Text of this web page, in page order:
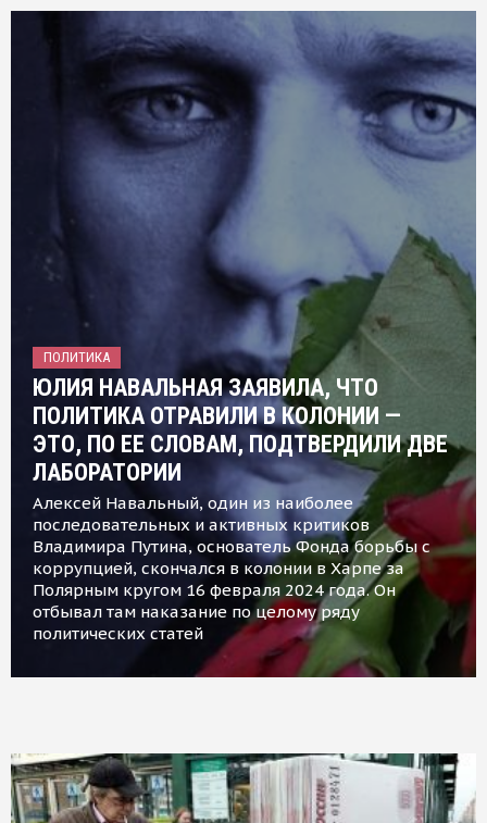
ПОЛИТИКА
ЮЛИЯ НАВАЛЬНАЯ ЗАЯВИЛА, ЧТО
ПОЛИТИКА ОТРАВИЛИ В КОЛОНИИ —
ЭТО, ПО ЕЕ СЛОВАМ, ПОДТВЕРДИЛИ ДВЕ
ЛАБОРАТОРИИ
Алексей Навальный, один из наиболее
последовательных и активных критиков
Владимира Путина, основатель Фонда борьбы с
коррупцией, скончался в колонии в Харпе за
Полярным кругом 16 февраля 2024 года. Он
отбывал там наказание по целому ряду
политических статей